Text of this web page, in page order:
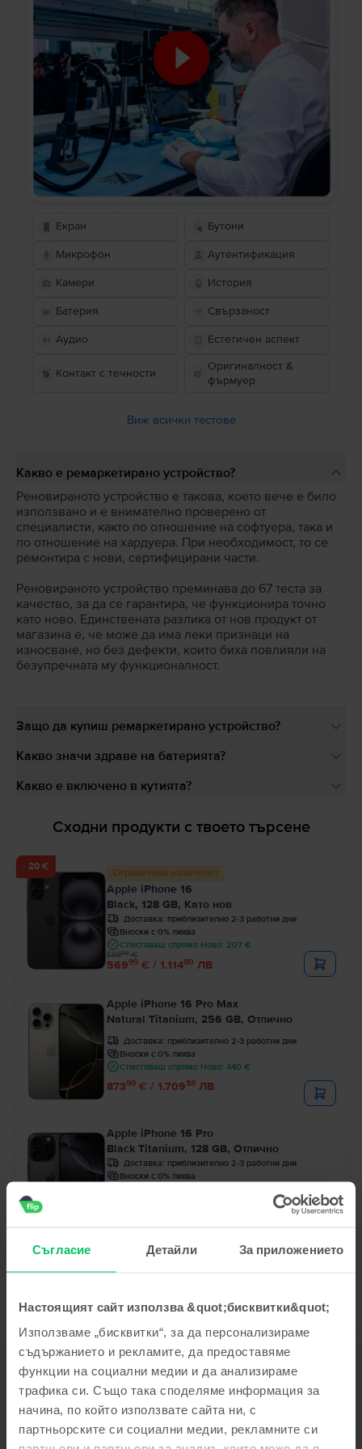
Съгласие Детайли За приложението
Настоящият сайт използва &quot;бисквитки&quot;
Използваме „бисквитки“, за да персонализираме
съдържанието и рекламите, да предоставяме
функции на социални медии и да анализираме
трафика си. Също така споделяме информация за
начина, по който използвате сайта ни, с
партньорските си социални медии, рекламните си
Екран Бутони
Микрофон Аутентификация
Камери История
Батерия Свързаност
Аудио Естетичен аспект
Контакт с течности
Оригиналност &
фърмуер
Виж всички тестове
Какво е ремаркетирано устройство?
Реновираното устройство е такова, което вече е било
използвано и е внимателно проверено от
специалисти, както по отношение на софтуера, така и
по отношение на хардуера. При необходимост, то се
ремонтира с нови, сертифицирани части.
Реновираното устройство преминава до 67 теста за
качество, за да се гарантира, че функционира точно
като ново. Единствената разлика от нов продукт от
магазина е, че може да има леки признаци на
износване, но без дефекти, които биха повлияли на
безупречната му функционалност.
Защо да купиш ремаркетирано устройство?
Какво значи здраве на батерията?
Какво е включено в кутията?
Сходни продукти с твоето търсене
- 20 €
Ограничена наличност
Apple iPhone 16
Black, 128 GB, Като нов
Доставка: приблизително 2-3 работни дни
Вноски с 0% лихва
Спестяваш спрямо Ново: 207 €
56999 € / 1.11480 ЛВ
58999€
Apple iPhone 16 Pro Max
Natural Titanium, 256 GB, Отлично
Доставка: приблизително 2-3 работни дни
Вноски с 0% лихва
Спестяваш спрямо Ново: 440 €
87399 € / 1.70938 ЛВ
Apple iPhone 16 Pro
Black Titanium, 128 GB, Отлично
Доставка: приблизително 2-3 работни дни
Вноски с 0% лихва
Описание
Мобилен телефон Apple iPhone 15 Pro, Natural Titanium, 256 GB,
Отлично
определено е правилният смартфон за теб! За iPhone 15 Pro са